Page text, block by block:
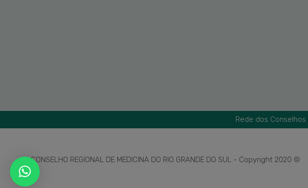
Rede dos Conselhos
CONSELHO REGIONAL DE MEDICINA DO RIO GRANDE DO SUL - Copyright 2020 ©